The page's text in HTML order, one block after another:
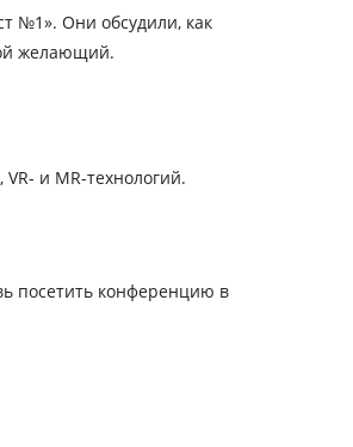
№1». Они обсудили, как
желающий.
и MR-технологий.
посетить конференцию в